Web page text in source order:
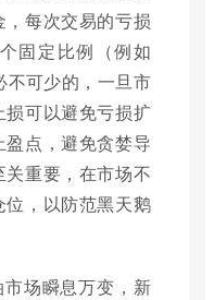
每次交易的亏损
固定比例（例如
不可少的，一旦市
可以避免亏损扩
点，避免贪婪导
重要，在市场不
，以防范黑天鹅
场瞬息万变，新